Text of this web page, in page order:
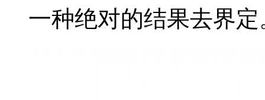
一种绝对的结果去界定